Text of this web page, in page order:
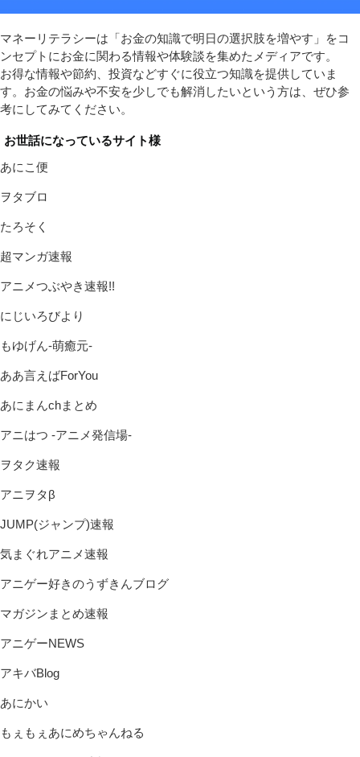
マネーリテラシーは「お金の知識で明日の選択肢を増やす」をコ
ンセプトにお金に関わる情報や体験談を集めたメディアです。
お得な情報や節約、投資などすぐに役立つ知識を提供していま
す。お金の悩みや不安を少しでも解消したいという方は、ぜひ参
考にしてみてください。
お世話になっているサイト様
あにこ便
ヲタブロ
たろそく
超マンガ速報
アニメつぶやき速報!!
にじいろびより
もゆげん-萌癒元-
ああ言えばForYou
あにまんchまとめ
アニはつ -アニメ発信場-
ヲタク速報
アニヲタβ
JUMP(ジャンプ)速報
気まぐれアニメ速報
アニゲー好きのうずきんブログ
マガジンまとめ速報
アニゲーNEWS
アキバBlog
あにかい
もぇもぇあにめちゃんねる